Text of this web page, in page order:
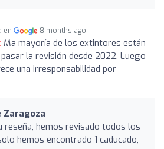
en 8 months ago
Ma mayoría de los extintores están
la revisión desde 2022. Luego
una irresponsabilidad por
Zaragoza
reseña, hemos revisado todos los
hemos encontrado 1 caducado,